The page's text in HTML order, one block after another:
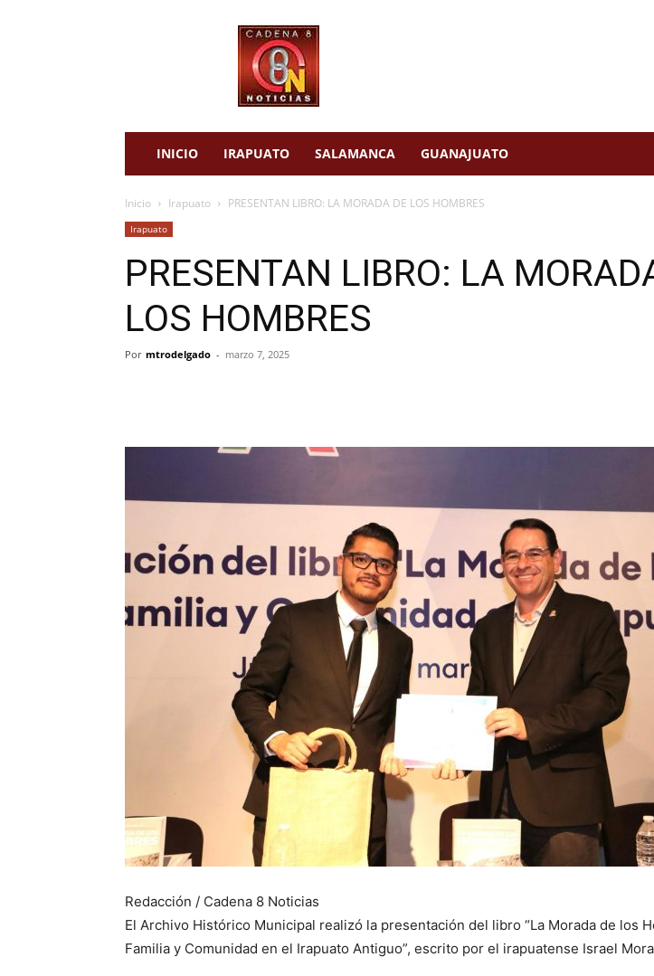
INICIO IRAPUATO SALAMANCA GUANAJUATO
Inicio Irapuato PRESENTAN LIBRO: LA MORADA DE LOS HOMBRES
Irapuato
PRESENTAN LIBRO: LA
LOS HOMBRES
Por mtrodelgado - marzo 7, 2025
Redacción / Cadena 8 Noticias
El Archivo Histórico Municipal realizó la presentación del libro “La Morada de los
Familia y Comunidad en el Irapuato Antiguo”, escrito por el irapuatense Israel